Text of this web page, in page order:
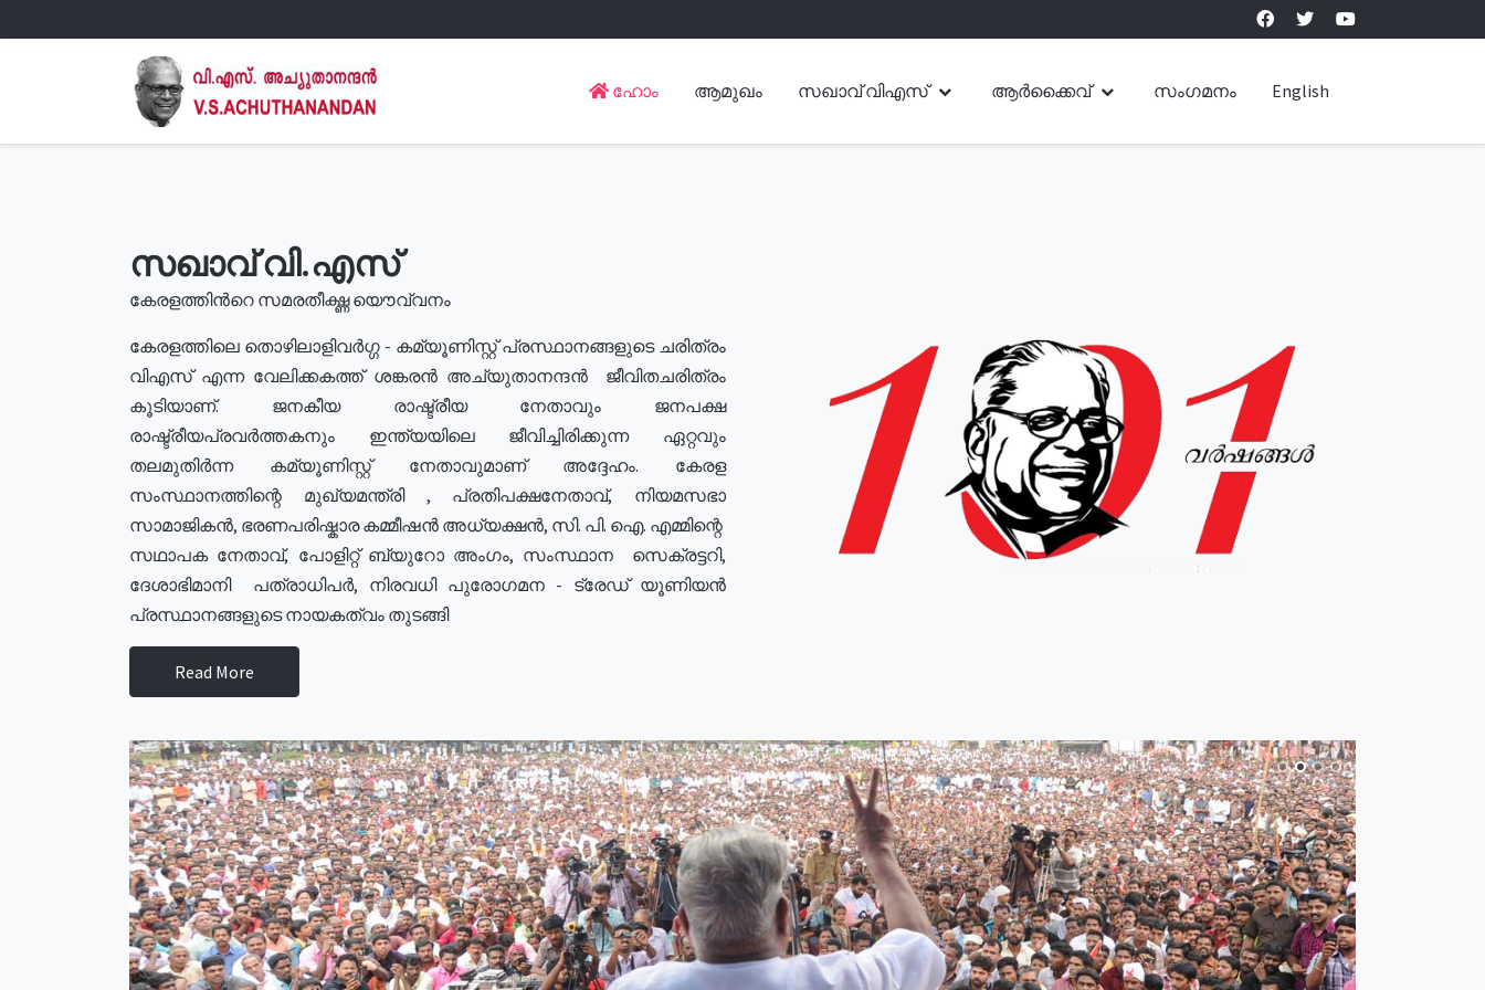
ഹോം ആമുഖം സഖാവ് വിഎസ് ആർക്കൈവ് സംഗമനം English
സഖാവ് വി.എസ്
കേരളത്തിൻറെ സമരതീക്ഷ്ണ യൌവ്വനം
കേരളത്തിലെ തൊഴിലാളിവർഗ്ഗ - കമ്യൂണിസ്റ്റ് പ്രസ്ഥാനങ്ങളുടെ ചരിത്രം
വിഎസ് എന്ന വേലിക്കകത്ത് ശങ്കരൻ അച്യുതാനന്ദൻ ജീവിതചരിത്രം
കൂടിയാണ്. ജനകീയ രാഷ്ട്രീയ നേതാവും ജനപക്ഷ
രാഷ്ട്രീയപ്രവർത്തകനും ഇന്ത്യയിലെ ജീവിച്ചിരിക്കുന്ന ഏറ്റവും
തലമുതിർന്ന കമ്യൂണിസ്റ്റ് നേതാവുമാണ് അദ്ദേഹം. കേരള
സംസ്ഥാനത്തിന്റെ മുഖ്യമന്ത്രി , പ്രതിപക്ഷനേതാവ്, നിയമസഭാ
സാമാജികൻ, ഭരണപരിഷ്കാര കമ്മീഷൻ അധ്യക്ഷൻ, സി. പി. ഐ. എമ്മിന്റെ
സഥാപക നേതാവ്, പോളിറ്റ് ബ്യുറോ അംഗം, സംസ്ഥാന സെക്രട്ടറി,
ദേശാഭിമാനി പത്രാധിപർ, നിരവധി പുരോഗമന - ട്രേഡ് യൂണിയൻ
പ്രസ്ഥാനങ്ങളുടെ നായകത്വം തുടങ്ങി
Read More